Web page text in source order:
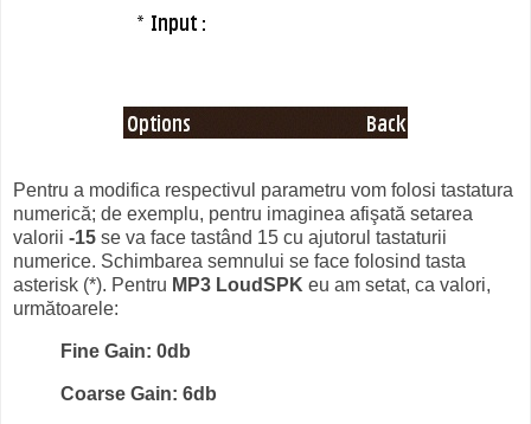
Pentru a modifica respectivul parametru vom folosi tastatura
numerică; de exemplu, pentru imaginea afişată setarea
valorii -15 se va face tastând 15 cu ajutorul tastaturii
numerice. Schimbarea semnului se face folosind tasta
asterisk (*). Pentru MP3 LoudSPK eu am setat, ca valori,
următoarele:
Fine Gain: 0db
Coarse Gain: 6db